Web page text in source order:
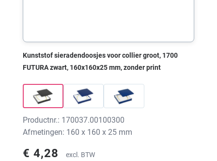
Kunststof sieradendoosjes voor collier groot, 1700
FUTURA zwart, 160x160x25 mm, zonder print
Productnr.: 170037.00100300
Afmetingen: 160 x 160 x 25 mm
€ 4,28
excl. BTW